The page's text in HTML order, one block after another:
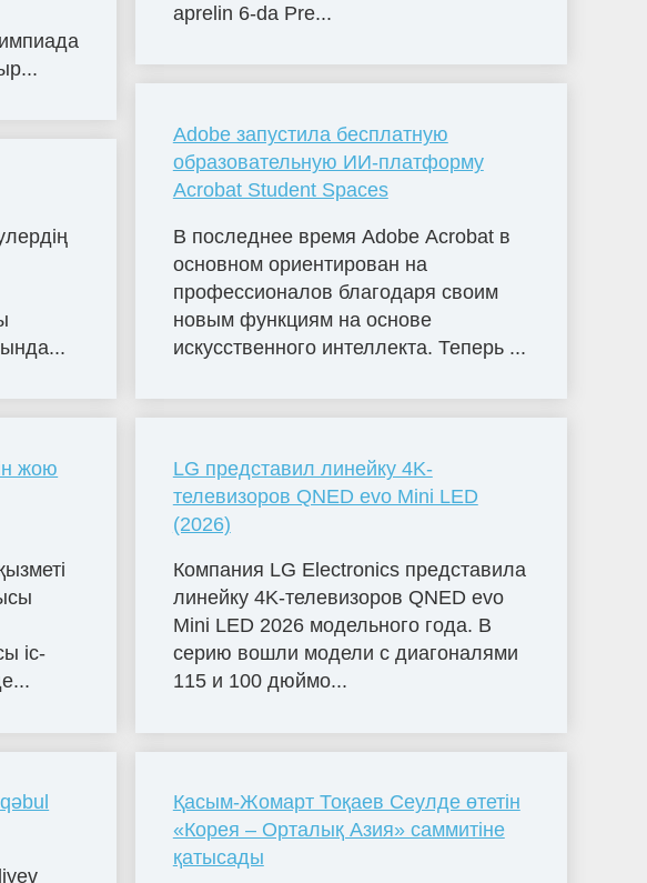
жою
іс-
aprelin 6-da Pre...
Adobe запустила бесплатную
образовательную ИИ-платформу
Acrobat Student Spaces
В последнее время Adobe Acrobat в
основном ориентирован на
профессионалов благодаря своим
новым функциям на основе
искусственного интеллекта. Теперь ...
LG представил линейку 4K-
телевизоров QNED evo Mini LED
(2026)
Компания LG Electronics представила
линейку 4K-телевизоров QNED evo
Mini LED 2026 модельного года. В
серию вошли модели с диагоналями
115 и 100 дюймо...
Қасым-Жомарт Тоқаев Сеулде өтетін
«Корея – Орталық Азия» саммитіне
қатысады